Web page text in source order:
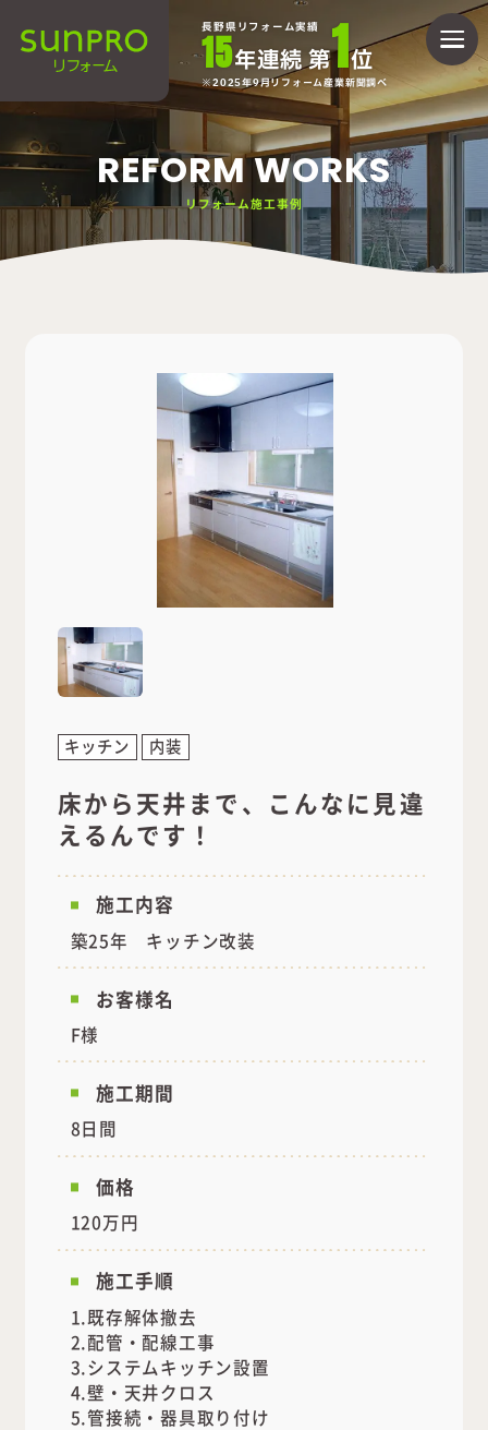
長野県リフォーム実績
15年連続 第1位
2025年9月リフォーム産業新聞調べ
REFORM WORKS
リフォーム施工事例
キッチン 内装
床から天井まで、こんなに見違
えるんです！
施工内容
築25年 キッチン改装
お客様名
F様
施工期間
8日間
価格
120万円
施工手順
1.既存解体撤去
2.配管・配線工事
3.システムキッチン設置
4.壁・天井クロス
5.管接続・器具取り付け